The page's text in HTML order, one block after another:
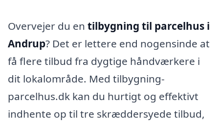
Overvejer du en tilbygning til parcelhus i
Andrup? Det er lettere end nogensinde at
få flere tilbud fra dygtige håndværkere i
dit lokalområde. Med tilbygning-
parcelhus.dk kan du hurtigt og effektivt
indhente op til tre skræddersyede tilbud,